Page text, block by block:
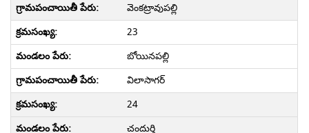
వెంకట్రావుపల్లి
23
బోయినపల్లి
విలాసాగర్
24
చందుర్తి